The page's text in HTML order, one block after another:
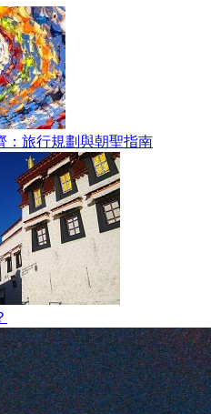
：旅行規劃與朝聖指南